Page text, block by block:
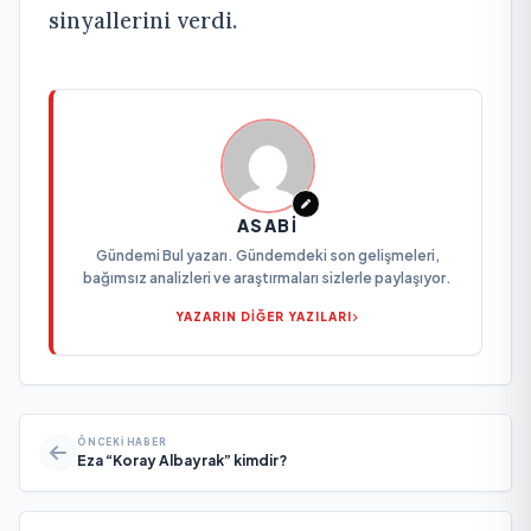
sinyallerini verdi.
ASABI
Gündemi Bul yazarı. Gündemdeki son gelişmeleri,
bağımsız analizleri ve araştırmaları sizlerle paylaşıyor.
YAZARIN DİĞER YAZILARI
ÖNCEKI HABER
Eza “Koray Albayrak” kimdir?